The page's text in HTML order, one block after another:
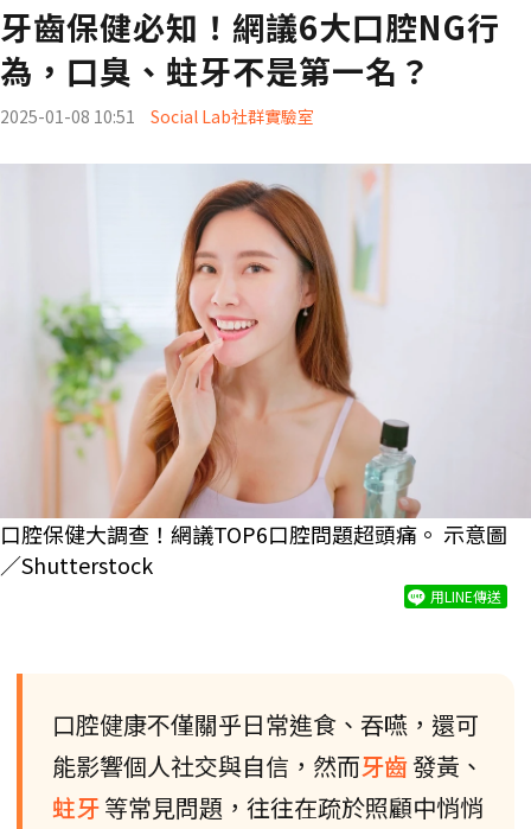
牙齒保健必知！網議6大口腔NG行
為，口臭、蛀牙不是第一名？
2025-01-08 10:51 Social Lab社群實驗室
口腔保健大調查！網議TOP6口腔問題超頭痛。 示意圖
／Shutterstock
用LINE傳送
口腔健康不僅關乎日常進食、吞嚥，還可
能影響個人社交與自信，然而牙齒發黃、
蛀牙等常見問題，往往在疏於照顧中悄悄